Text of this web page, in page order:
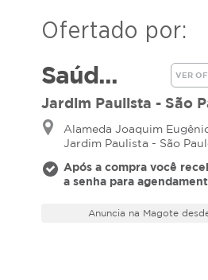
Ofertado por:
Saúd... VER
Jardim Paulista - São
Alameda Joaquim
Jardim Paulista - São
Após a compra você
a senha para
Anuncia na Magote